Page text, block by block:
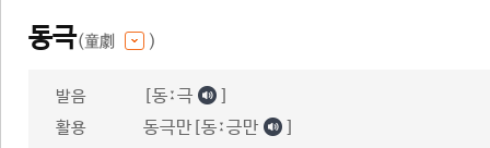
동극(童劇 )
발음 [동ː극 ]
활용 동극만[동ː긍만 ]